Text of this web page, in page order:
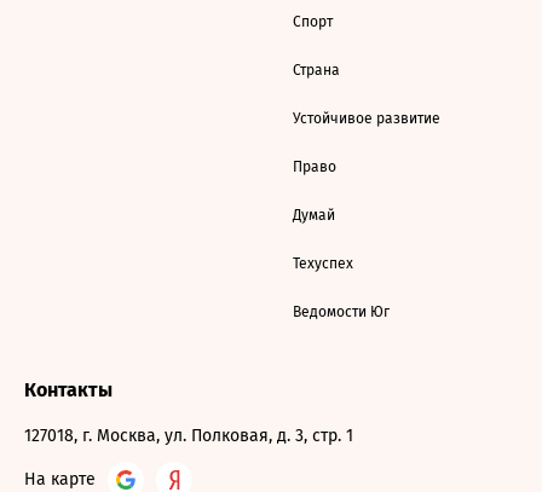
Спорт
Страна
Устойчивое развитие
Право
Думай
Техуспех
Ведомости Юг
Контакты
127018, г. Москва, ул. Полковая, д. 3, стр. 1
На карте